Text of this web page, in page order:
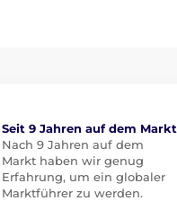
Seit 9 Jahren auf dem Markt
Nach 9 Jahren auf dem
Markt haben wir genug
Erfahrung, um ein globaler
Marktführer zu werden.